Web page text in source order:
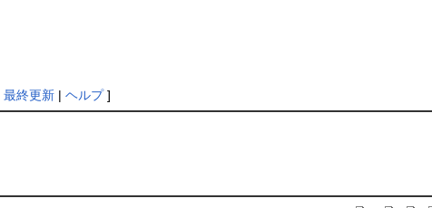
最終更新| ヘルプ]